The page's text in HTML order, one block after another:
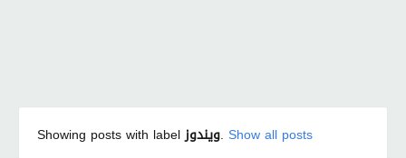
Showing posts with labelويندوز. Show all posts